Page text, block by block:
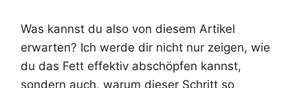
Was kannst du also von diesem Artikel
erwarten? Ich werde dir nicht nur zeigen, wie
du das Fett effektiv abschöpfen kannst,
sondern auch, warum dieser Schritt so